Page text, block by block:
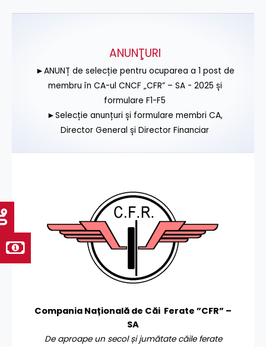
ANUNŢURI
►ANUNȚ de selecție pentru ocuparea a 1 post de
membru în CA-ul CNCF „CFR” – SA - 2025 și
formulare F1-F5
►Selecție anunțuri și formulare membri CA,
Director General și Director Financiar
Compania Națională de Căi Ferate ”CFR” –
SA
De aproape un secol și jumătate căile ferate